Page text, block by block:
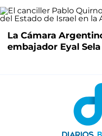
La Cámara
embajador Eyal Sela